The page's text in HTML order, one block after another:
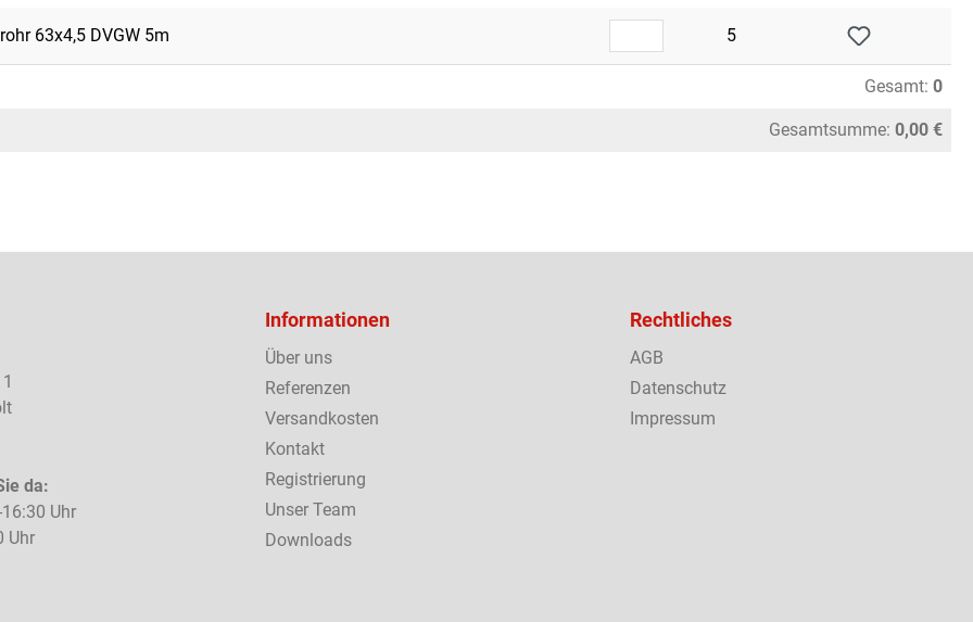
63x4,5 DVGW 5m 5
Gesamt: 0
Gesamtsumme: 0,00 €
da:
Uhr
Uhr
Informationen
Über uns
Referenzen
Versandkosten
Kontakt
Registrierung
Unser Team
Downloads
Rechtliches
AGB
Datenschutz
Impressum